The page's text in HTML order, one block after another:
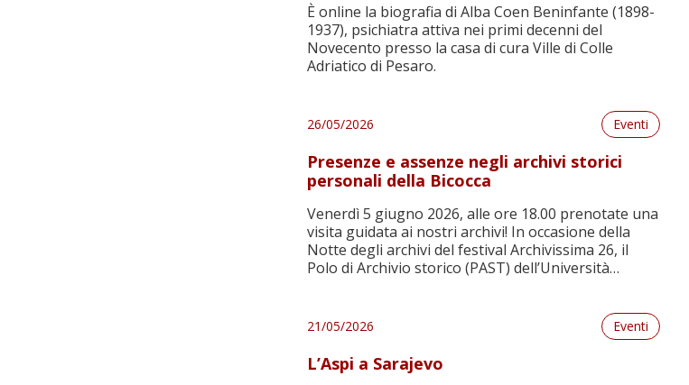
È online la biografia di Alba Coen Beninfante (1898-
1937), psichiatra attiva nei primi decenni del
Novecento presso la casa di cura Ville di Colle
Adriatico di Pesaro.
26/05/2026 Eventi
Presenze e assenze negli archivi storici
personali della Bicocca
Venerdì 5 giugno 2026, alle ore 18.00 prenotate una
visita guidata ai nostri archivi! In occasione della
Notte degli archivi del festival Archivissima 26, il
Polo di Archivio storico (PAST) dell’Università
più di 40 archivi di psicologi, psichiatri, neurologi,
21/05/2026 Eventi
L’Aspi a Sarajevo